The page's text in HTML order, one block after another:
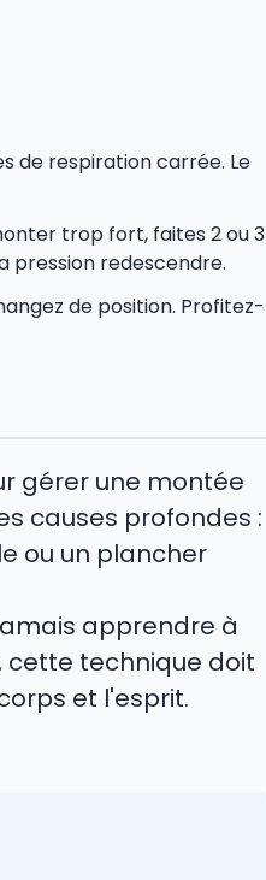
de respiration carrée. Le
trop fort, faites 2 ou 3
pression redescendre.
de position. Profitez-
gérer une montée
causes profondes :
ou un plancher
apprendre à
cette technique doit
et l'esprit.